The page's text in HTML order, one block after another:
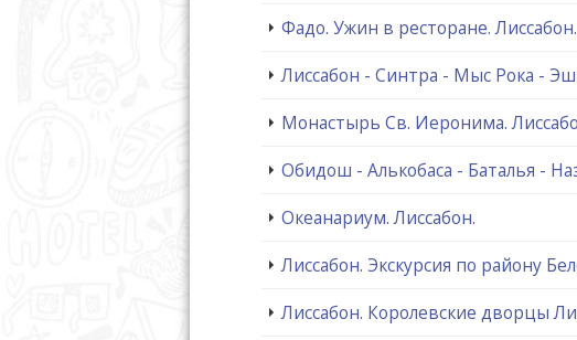
Фадо. Ужин в ресторане. Лиссабон.
Лиссабон - Синтра - Мыс Рока -
Монастырь Св. Иеронима.
Обидош - Алькобаса - Баталья -
Океанариум. Лиссабон.
Лиссабон. Экскурсия по району
Лиссабон. Королевские дворцы